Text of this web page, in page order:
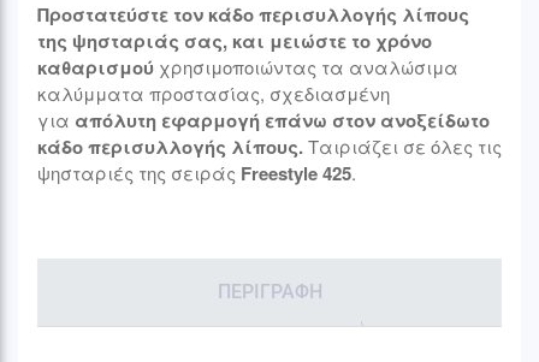
Προστατεύστε τον κάδο περισυλλογής λίπους
της ψησταριάς σας, και μειώστε το χρόνο
καθαρισμού χρησιμοποιώντας τα αναλώσιμα
καλύμματα προστασίας, σχεδιασμένη
για απόλυτη εφαρμογή επάνω στον ανοξείδωτο
κάδο περισυλλογής λίπους.Ταιριάζει σε όλες τις
ψησταριές της σειράς Freestyle 425.
ΠΕΡΙΓΡΑΦΉ